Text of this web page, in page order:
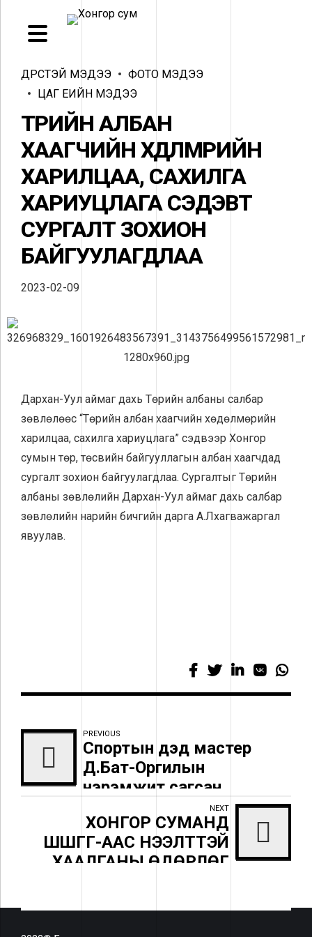
ДҮРСТЭЙ МЭДЭЭ
ФОТО МЭДЭЭ
ЦАГ ҮЕИЙН МЭДЭЭ
ТӨРИЙН АЛБАН
ХААГЧИЙН ХӨДӨЛМӨРИЙН
ХАРИЛЦАА, САХИЛГА
ХАРИУЦЛАГА СЭДЭВТ
СУРГАЛТ ЗОХИОН
БАЙГУУЛАГДЛАА
2023-02-09
Дархан-Уул аймаг дахь Төрийн албаны салбар
зөвлөлөөс “Төрийн албан хаагчийн хөдөлмөрийн
харилцаа, сахилга хариуцлага” сэдвээр Хонгор
сумын төр, төсвийн байгууллагын албан хаагчдад
сургалт зохион байгуулагдлаа. Сургалтыг Төрийн
албаны зөвлөлийн Дархан-Уул аймаг дахь салбар
зөвлөлийн нарийн бичгийн дарга А.Лхагважаргал
явуулав.
PREVIOUS
Спортын дэд мастер
Д.Бат-Оргилын
нэрэмжит сагсан
бөмбөгийн тэмцээн болно
NEXT
ХОНГОР СУМАНД
ШШГГ-ААС НЭЭЛТТЭЙ
ХААЛГАНЫ ӨДӨРЛӨГ